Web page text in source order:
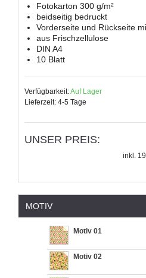
Fotokarton 300 g/m²
beidseitig bedruckt
Vorderseite und Rückseite
aus Frischzellulose
DIN A4
10 Blatt
Verfügbarkeit:Auf Lager
Lieferzeit: 4-5 Tage
UNSER PREIS:
inkl.
MOTIV
Motiv 01
Motiv 02